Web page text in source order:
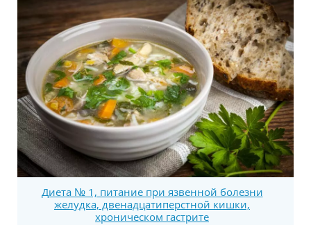
Диета № 1, питание при язвенной болезни
желудка, двенадцатиперстной кишки,
хроническом гастрите